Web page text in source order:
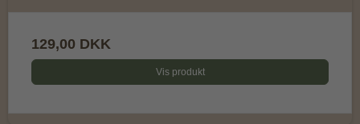
129,00 DKK
Vis produkt